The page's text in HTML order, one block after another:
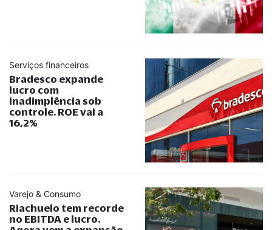
Serviços financeiros
Bradesco expande
lucro com
inadimplência sob
controle. ROE vai a
16,2%
Varejo & Consumo
Riachuelo tem recorde
no EBITDA e lucro.